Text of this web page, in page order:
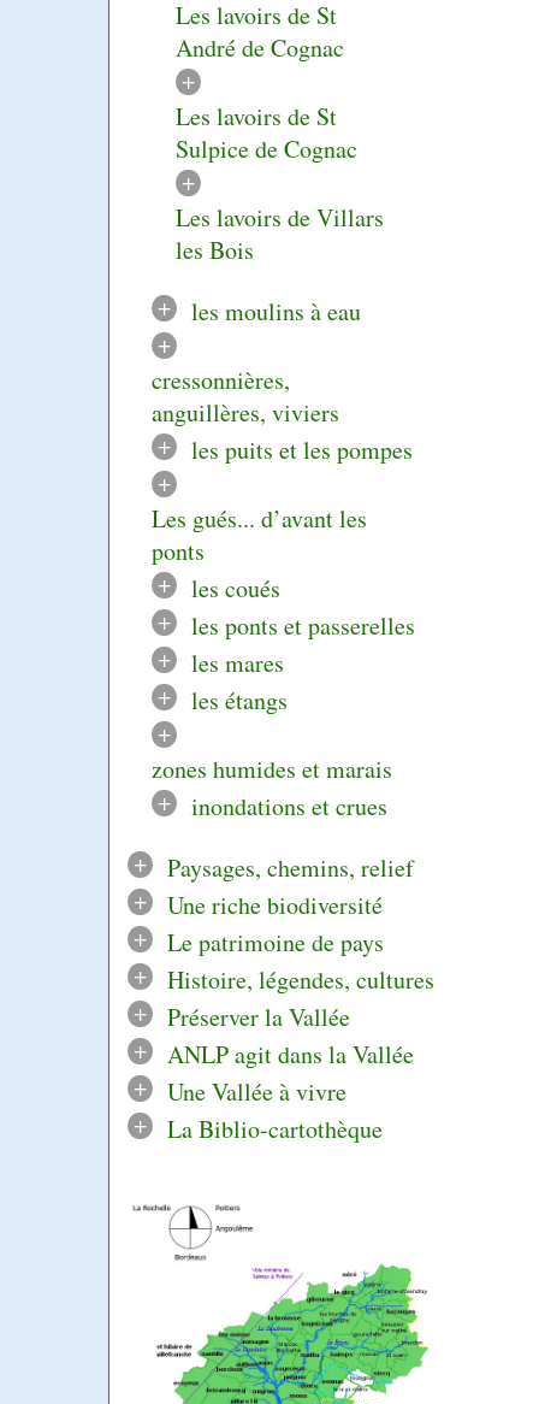
Les lavoirs de St
André de Cognac
+
Les lavoirs de St
Sulpice de Cognac
+
Les lavoirs de Villars
les Bois
+
les moulins à eau
+
cressonnières,
anguillères, viviers
+
les puits et les pompes
+
Les gués... d’avant les
ponts
+
les coués
+
les ponts et passerelles
+
les mares
+
les étangs
+
zones humides et marais
+
inondations et crues
+
Paysages, chemins, relief
+
Une riche biodiversité
+
Le patrimoine de pays
+
Histoire, légendes, cultures
+
Préserver la Vallée
+
ANLP agit dans la Vallée
+
Une Vallée à vivre
+
La Biblio-cartothèque